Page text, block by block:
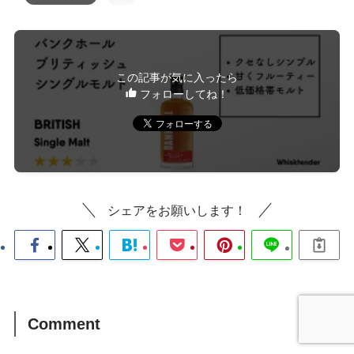
この記事が気に入ったら
フォローしてね！
シェアをお願いします！
Comment